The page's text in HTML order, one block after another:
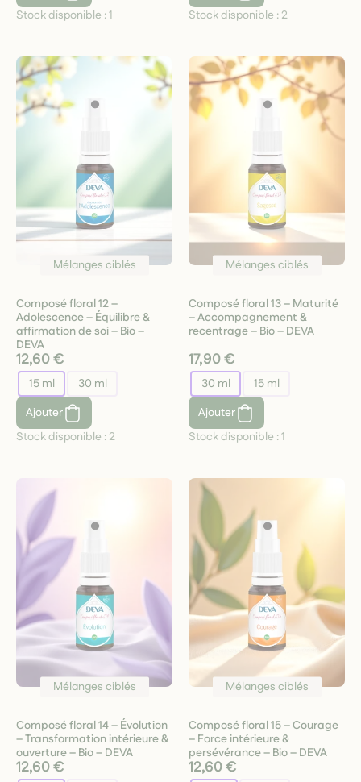
Stock disponible :1
Stock disponible : 2
Mélanges ciblés
Composé floral 12 –
Adolescence – Équilibre &
affirmation de soi – Bio –
DEVA
12,60 €
15 ml
30 ml
Ajouter
Stock disponible : 2
Mélanges ciblés
Composé floral 13 – Maturité
– Accompagnement &
recentrage – Bio – DEVA
17,90 €
30 ml
15 ml
Ajouter
Stock disponible :1
Mélanges ciblés
Composé floral 14 – Évolution
– Transformation intérieure &
ouverture – Bio – DEVA
12,60 €
Mélanges ciblés
Composé floral 15 – Courage
– Force intérieure &
persévérance – Bio – DEVA
12,60 €